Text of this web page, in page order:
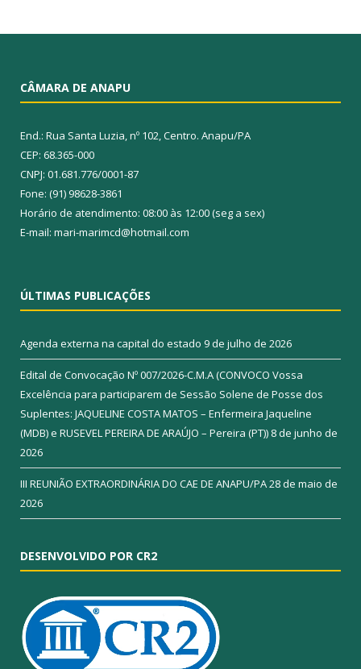
CÂMARA DE ANAPU
End.: Rua Santa Luzia, nº 102, Centro. Anapu/PA
CEP: 68.365-000
CNPJ: 01.681.776/0001-87
Fone: (91) 98628-3861
Horário de atendimento: 08:00 às 12:00 (seg a sex)
E-mail: mari-marimcd@hotmail.com
ÚLTIMAS PUBLICAÇÕES
Agenda externa na capital do estado 9 de julho de 2026
Edital de Convocação Nº 007/2026-C.M.A (CONVOCO Vossa
Excelência para participarem de Sessão Solene de Posse dos
Suplentes: JAQUELINE COSTA MATOS – Enfermeira Jaqueline
(MDB) e RUSEVEL PEREIRA DE ARAÚJO – Pereira (PT)) 8 de junho de
2026
III REUNIÃO EXTRAORDINÁRIA DO CAE DE ANAPU/PA28 de maio de
2026
DESENVOLVIDO POR CR2